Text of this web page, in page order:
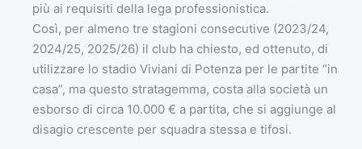
più ai requisiti della lega professionistica.
Così, per almeno tre stagioni consecutive (2023/24,
2024/25, 2025/26) il club ha chiesto, ed ottenuto, di
utilizzare lo stadio Viviani di Potenza per le partite “in
casa”, ma questo stratagemma, costa alla società un
esborso di circa 10.000 € a partita, che si aggiunge al
disagio crescente per squadra stessa e tifosi.